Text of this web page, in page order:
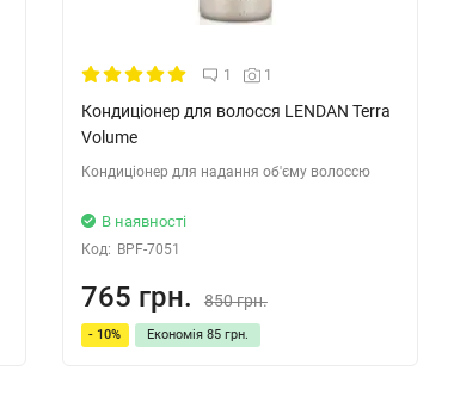
1 1
Кондиціонер для волосся LENDAN Terra
Volume
Кондиціонер для надання об'єму волоссю
В наявності
Код: BPF-7051
765 грн. 850 грн.
- 10% Економія 85 грн.